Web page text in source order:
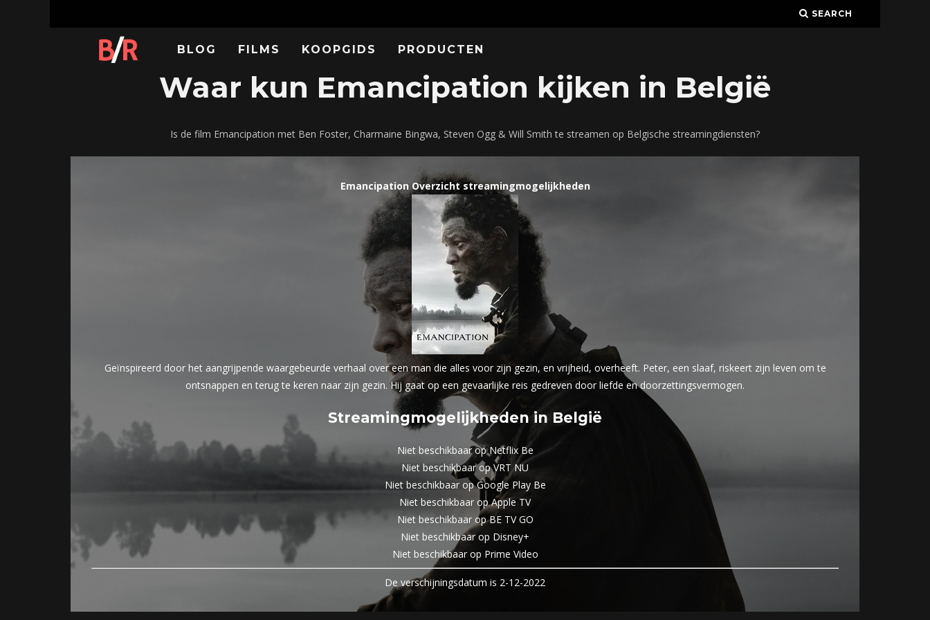
SEARCH
BLOG FILMS KOOPGIDS PRODUCTEN
Waar kun Emancipation kijken in België
Is de film Emancipation met Ben Foster, Charmaine Bingwa, Steven Ogg & Will Smith te streamen op Belgische streamingdiensten?
Emancipation Overzicht streamingmogelijkheden
Geïnspireerd door het aangrijpende waargebeurde verhaal over een man die alles voor zijn gezin, en vrijheid, overheeft. Peter, een slaaf, riskeert zijn leven om te
ontsnappen en terug te keren naar zijn gezin. Hij gaat op een gevaarlijke reis gedreven door liefde en doorzettingsvermogen.
Streamingmogelijkheden in België
Niet beschikbaar op Netflix Be
Niet beschikbaar op VRT NU
Niet beschikbaar op Google Play Be
Niet beschikbaar op Apple TV
Niet beschikbaar op BE TV GO
Niet beschikbaar op Disney+
Niet beschikbaar op Prime Video
De verschijningsdatum is 2-12-2022